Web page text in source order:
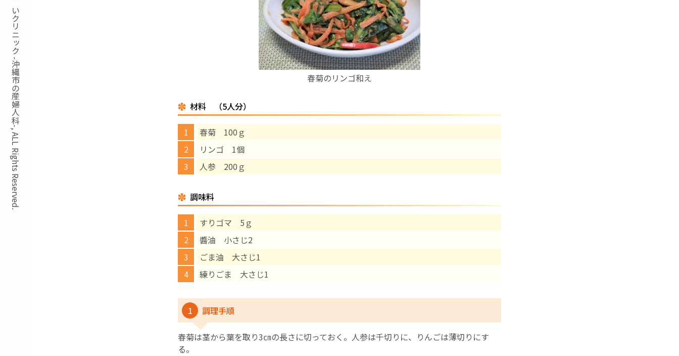
Copyright(C)2018ゆいクリニック -沖縄市の産婦人科-, ALL Rights Reserved. 春菊のリンゴ和え
材料 （5人分）
春菊 100ｇ
リンゴ 1個
人参 200ｇ
調味料
すりゴマ 5ｇ
醬油 小さじ2
ごま油 大さじ1
練りごま 大さじ1
1 調理手順
春菊は茎から葉を取り3㎝の長さに切っておく。人参は千切りに、りんごは薄切りにす
る。
親と子の結びつき支援
母乳育児
予防接種
‘さんルーム’ でさまざまな講座・クラス